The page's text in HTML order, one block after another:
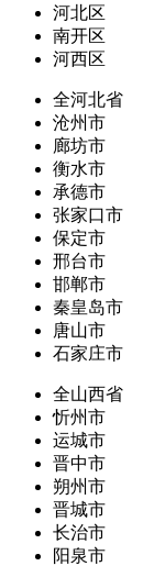
河北区
南开区
河西区
全河北省
沧州市
廊坊市
衡水市
承德市
张家口市
保定市
邢台市
邯郸市
秦皇岛市
唐山市
石家庄市
全山西省
忻州市
运城市
晋中市
朔州市
晋城市
长治市
阳泉市